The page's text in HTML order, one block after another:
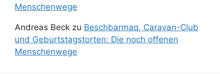
Menschenwege
Andreas Beck zu Beschbarmaq, Caravan-Club
und Geburtstagstorten: Die noch offenen
Menschenwege